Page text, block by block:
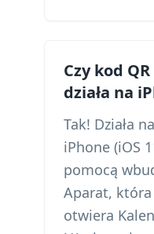
Czy kod
działa na
Tak! Działa
iPhone (iOS
pomocą
Aparat,
otwiera